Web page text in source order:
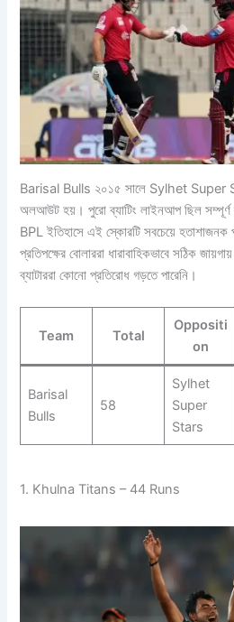
Barisal Bulls ২০১৫ সালে Sylhet Super
অলআউট হয়। পুরো ব্যাটিং লাইনআপ ছিল
BPL ইতিহাসে এই স্কোরটি সবচেয়ে হতাশাজনক
প্রতিপক্ষের বোলাররা ধারাবাহিকভাবে সঠিক
ব্যাটাররা কোনো প্রতিরোধ গড়তে পারেনি।
Team Total
Oppositi
on
Barisal
Bulls
58
Sylhet
Super
Stars
1. Khulna Titans – 44 Runs